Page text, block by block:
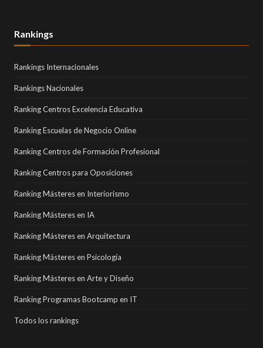
Rankings
Rankings Internacionales
Rankings Nacionales
Ranking Centros Excelencia Educativa
Ranking Escuelas de Negocio Online
Ranking Centros de Formación Profesional
Ranking Centros para Oposiciones
Ranking Másteres en Interiorismo
Ranking Másteres en IA
Ranking Másteres en Arquitectura
Ranking Másteres en Psicología
Ranking Másteres en Arte y Diseño
Ranking Programas Bootcamp en IT
Todos los rankings